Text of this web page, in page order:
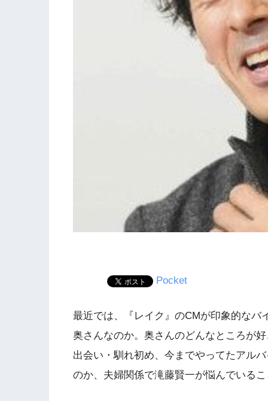
Pocket
最近では、『レイク』のCMが印象的なバ
奥さんなのか。奥さんのどんなところが
出会い・馴れ初め、今までやってたアル
のか、夫婦関係で滝藤賢一が悩んでいる